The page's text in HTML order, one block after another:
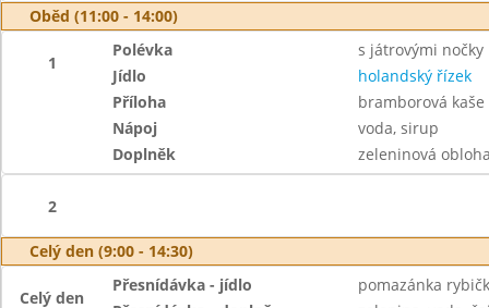
Oběd (11:00 - 14:00)
1
Polévka
s játrovými nočky
Jídlo
holandský řízek
Příloha
bramborová kaše
Nápoj
voda, sirup
Doplněk
zeleninová
2
Celý den (9:00 - 14:30)
Celý den
Přesnídávka - jídlo
pomazánka